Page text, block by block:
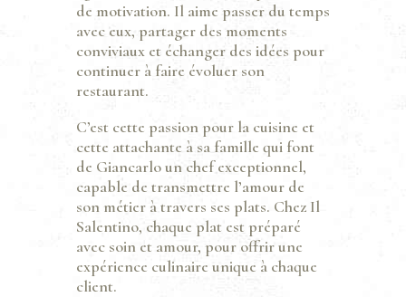
de motivation. Il aime passer du temps
avec eux, partager des moments
conviviaux et échanger des idées pour
continuer à faire évoluer son
restaurant.
C’est cette passion pour la cuisine et
cette attachante à sa famille qui font
de Giancarlo un chef exceptionnel,
capable de transmettre l’amour de
son métier à travers ses plats. Chez Il
Salentino, chaque plat est préparé
avec soin et amour, pour offrir une
expérience culinaire unique à chaque
client.